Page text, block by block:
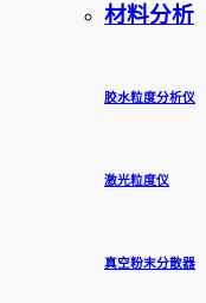
材料分析
胶水粒度分析仪
激光粒度仪
真空粉末分散器